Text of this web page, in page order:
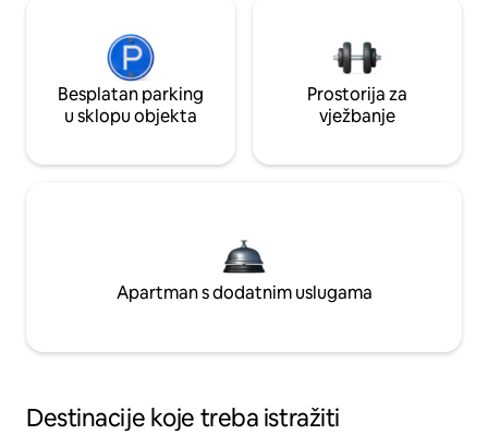
Besplatan parking
u sklopu objekta
Prostorija za
vježbanje
Apartman s dodatnim uslugama
Destinacije koje treba istražiti